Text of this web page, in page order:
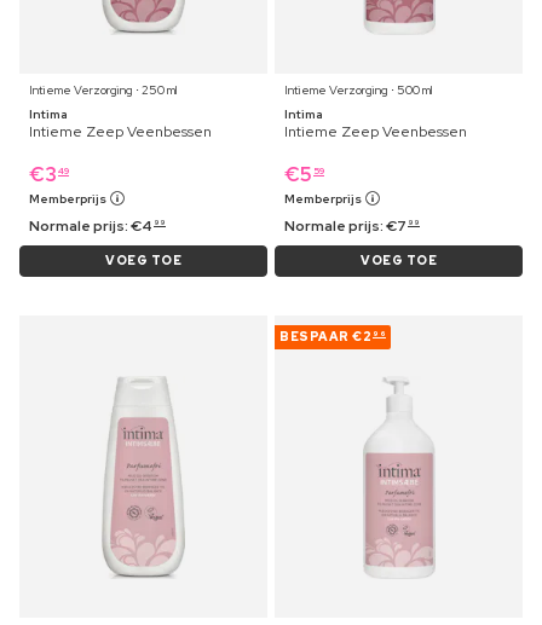
Intieme Verzorging ⋅ 250 ml
Intima
Intieme Zeep Veenbessen
€3 49
Memberprijs
Normale prijs:€4 99
VOEG TOE
Intieme Verzorging ⋅ 500 ml
Intima
Intieme Zeep Veenbessen
€5 59
Memberprijs
Normale prijs:€7 99
VOEG TOE
BESPAAR €2 96